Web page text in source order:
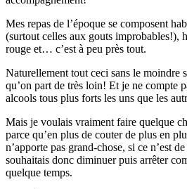
Mes repas de l’époque se composent
(surtout celles aux gouts improbables!),
rouge et… c’est à peu près tout.
Naturellement tout ceci sans le moindre
qu’on part de très loin! Et je ne compte
alcools tous plus forts les uns que les
Mais je voulais vraiment faire quelque
parce qu’en plus de couter de plus en
n’apporte pas grand-chose, si ce n’est
souhaitais donc diminuer puis arrêter
quelque temps.